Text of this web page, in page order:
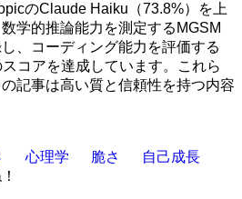
のClaude Haiku（73.8%）を上
学的推論能力を測定するMGSM
、コーディング能力を評価する
コアを達成しています。これら
記事は高い質と信頼性を持つ内容
心理学 脆さ
自己成長